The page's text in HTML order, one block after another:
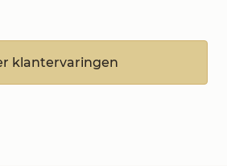
klantervaringen